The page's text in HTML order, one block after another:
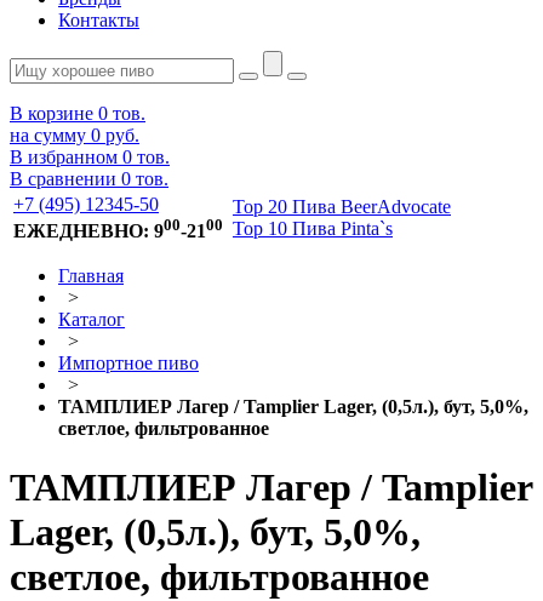
Контакты
В корзине 0 тов.
на сумму 0 руб.
В избранном 0 тов.
В сравнении 0 тов.
+7 (495) 12345-50
ЕЖЕДНЕВНО: 900-2100
Top 20 Пива BeerAdvocate
Top 10 Пива Pinta`s
Главная
>
Каталог
>
Импортное пиво
>
ТАМПЛИЕР Лагер / Tamplier Lager, (0,5л.), бут, 5,0%,
светлое, фильтрованное
ТАМПЛИЕР Лагер / Tamplier
Lager, (0,5л.), бут, 5,0%,
светлое, фильтрованное